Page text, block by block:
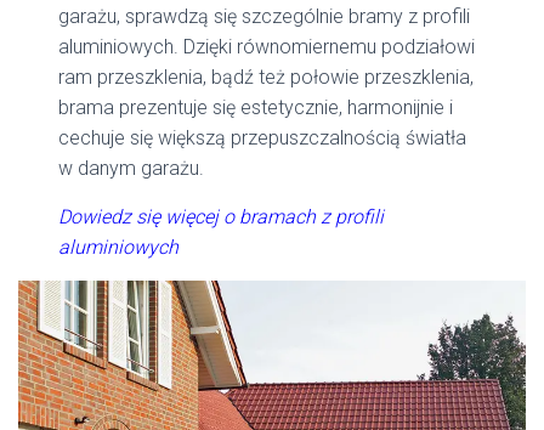
garażu, sprawdzą się szczególnie bramy z profili
aluminiowych. Dzięki równomiernemu podziałowi
ram przeszklenia, bądź też połowie przeszklenia,
brama prezentuje się estetycznie, harmonijnie i
cechuje się większą przepuszczalnością światła
w danym garażu.
Dowiedz się więcej o bramach z profili
aluminiowych